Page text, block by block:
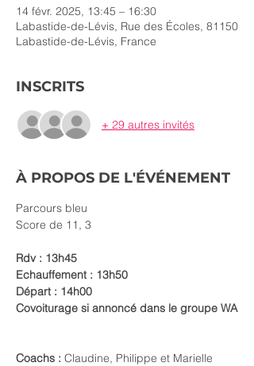
14 févr. 2025, 13:45 – 16:30
Labastide-de-Lévis, Rue des Écoles, 81150
Labastide-de-Lévis, France
INSCRITS
+ 29 autres invités
À PROPOS DE L'ÉVÉNEMENT
Parcours bleu
Score de 11, 3
Rdv : 13h45
Echauffement : 13h50
Départ : 14h00
Covoiturage si annoncé dans le groupe WA
Coachs : Claudine, Philippe et Marielle